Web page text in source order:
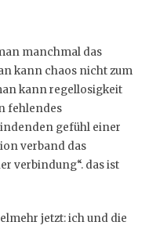
manchmal das
kann chaos nicht zum
kann regellosigkeit
fehlendes
gefühl einer
verband das
verbindung“. das ist
jetzt: ich und die